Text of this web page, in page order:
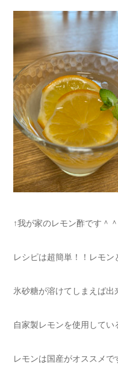
↑我が家のレモン酢です＾＾
レシピは超簡単！！レモン
氷砂糖が溶けてしまえば
自家製レモンを使用してい
レモンは国産がオススメで